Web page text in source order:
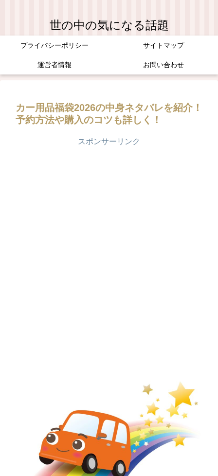
世の中の気になる話題
プライバシーポリシー サイトマップ
運営者情報 お問い合わせ
カー用品福袋2026の中身ネタバレを紹介！
予約方法や購入のコツも詳しく！
スポンサーリンク